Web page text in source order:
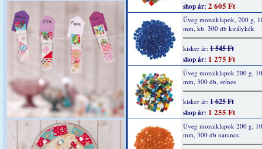
shop ár: 2 605 Ft
Üveg mozaiklapok, 200 g,
mm, kb. 300 db királykék
kisker ár: 1 545 Ft
shop ár: 1 275 Ft
Üveg mozaiklapok 200 g,
mm, 300 db, színes
kisker ár: 1 625 Ft
shop ár: 1 255 Ft
Üveg mozaiklapok 200 g,
mm, 300 db narancs